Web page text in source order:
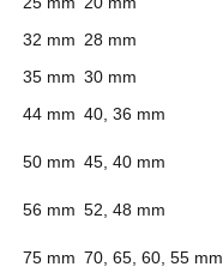
32 mm 28 mm
35 mm 30 mm
44 mm 40, 36 mm
50 mm 45, 40 mm
56 mm 52, 48 mm
75 mm 70, 65, 60, 55 mm